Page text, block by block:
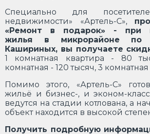
Специально для
недвижимости» «Артель-С»,
«Ремонт в подарок» - при
жилья в микрорайоне по
Кашириных, вы получаете
1 комнатная квартира - 80
комнатная - 120 тысяч, 3
Помимо этого, «Артель-С»
жильё и бизнес-, и эконом-
ведутся на стадии котлована, а
объект находится в высокой
Получить подробную